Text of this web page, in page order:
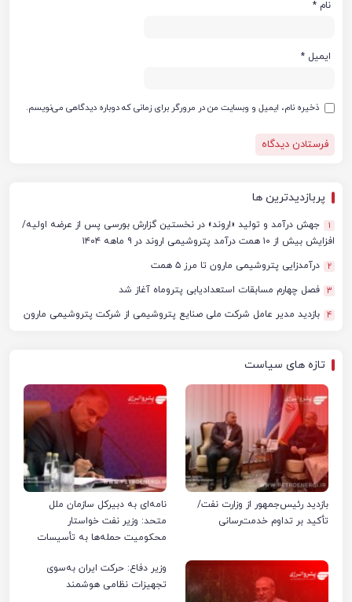
نام *
ایمیل *
ذخیره نام، ایمیل و وبسایت من در مرورگر برای زمانی که دوباره دیدگاهی می‌نویسم.
پربازدیدترین ها
1
جهش درآمد و تولید «اروند» در نخستین گزارش بورسی پس از عرضه اولیه/
افزایش بیش از ۱۰ همت درآمد پتروشیمی اروند در ۹ ماهه ۱۴۰۴
2 درآمدزایی پتروشیمی مارون تا مرز ۵ همت
3 فصل چهارم مسابقات استعدادیابی پتروماه آغاز شد
4 بازدید مدیر عامل شرکت ملی صنایع پتروشیمی از شرکت پتروشیمی مارون
تازه های سیاست
بازدید رئیس‌جمهور از وزارت نفت/
تأکید بر تداوم خدمت‌رسانی
نامه‌ای به دبیرکل سازمان ملل
متحد: وزیر نفت خواستار
محکومیت حمله‌ها به تأسیسات
وزیر دفاع: حرکت ایران به‌سوی
تجهیزات نظامی هوشمند